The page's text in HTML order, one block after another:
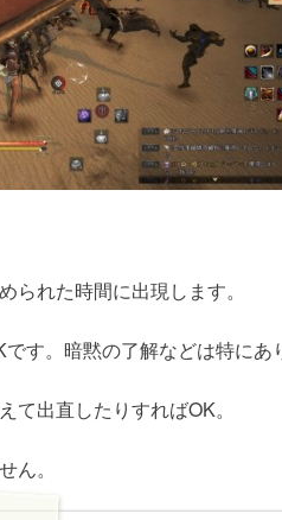
られた時間に出現します。
す。暗黙の了解などは特にあ
出直したりすればOK。
ん。